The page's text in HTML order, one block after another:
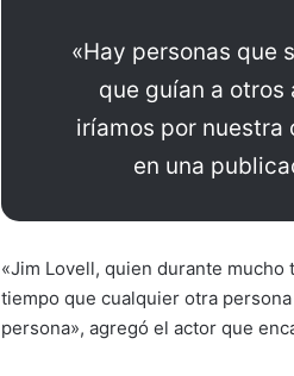
«Hay personas que
que guían a otros
iríamos por nuestra
en una
«Jim Lovell, quien durante mucho
tiempo que cualquier otra
persona», agregó el actor que